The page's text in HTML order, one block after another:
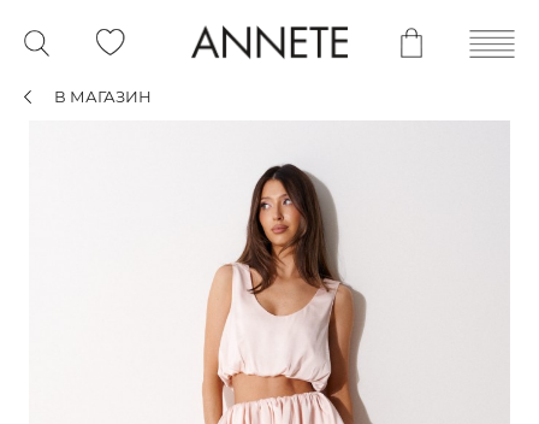
В МАГАЗИН